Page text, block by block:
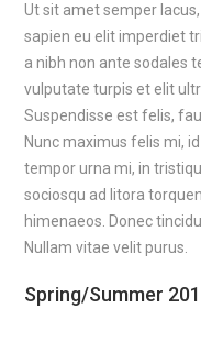
Ut sit amet semper
sapien eu elit imperdiet
a nibh non ante sodales
vulputate turpis et elit
Suspendisse est felis,
Nunc maximus felis mi,
tempor urna mi, in
sociosqu ad litora
himenaeos. Donec
Nullam vitae velit purus.
Spring/Summer